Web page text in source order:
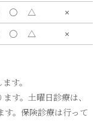
〇 △
×
〇 △
×
す。
す。土曜日診療は、
す。保険診療は行って